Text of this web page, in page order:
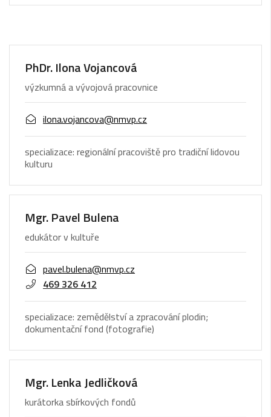
PhDr. Ilona Vojancová
výzkumná a vývojová pracovnice
ilona.vojancova@nmvp.cz
specializace: regionální pracoviště pro tradiční lidovou
kulturu
Mgr. Pavel Bulena
edukátor v kultuře
pavel.bulena@nmvp.cz
469 326 412
specializace: zemědělství a zpracování plodin;
dokumentační fond (fotografie)
Mgr. Lenka Jedličková
kurátorka sbírkových fondů